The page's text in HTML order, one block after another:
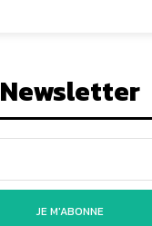
Newsletter
JE M'ABONNE